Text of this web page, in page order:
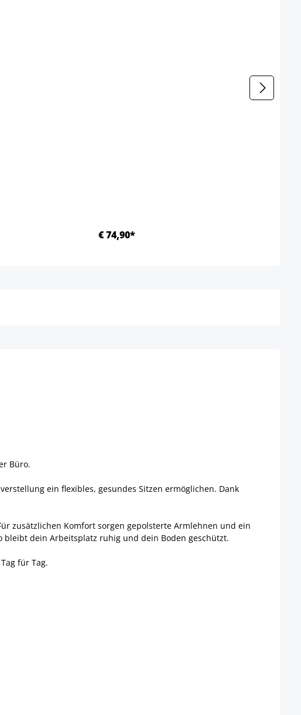
€ 74,90*
Büro.
ein flexibles, gesundes Sitzen ermöglichen. Dank
zusätzlichen Komfort sorgen gepolsterte Armlehnen und ein
bleibt dein Arbeitsplatz ruhig und dein Boden geschützt.
für Tag.